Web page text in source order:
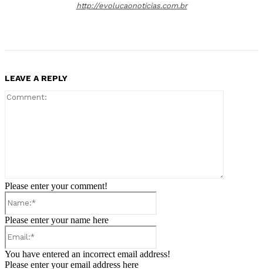
http://evolucaonoticias.com.br
LEAVE A REPLY
Please enter your comment!
Please enter your name here
You have entered an incorrect email address!
Please enter your email address here